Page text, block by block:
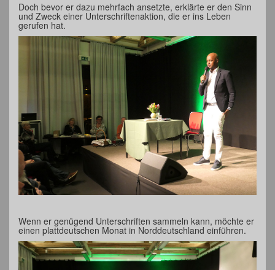
Doch bevor er dazu mehrfach ansetzte, erklärte er den Sinn
und Zweck einer Unterschriftenaktion, die er ins Leben
gerufen hat.
Wenn er genügend Unterschriften sammeln kann, möchte er
einen plattdeutschen Monat in Norddeutschland einführen.